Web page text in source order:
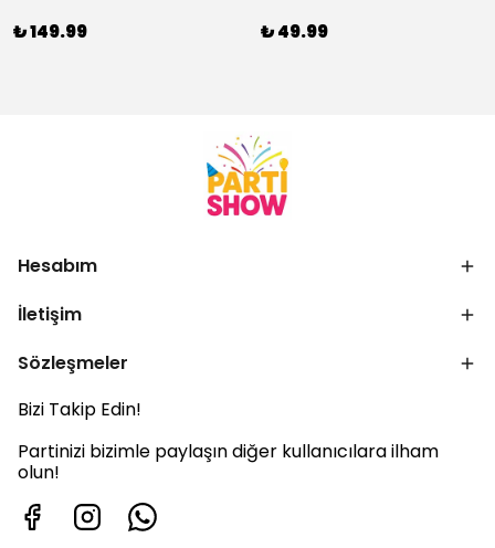
₺ 149.99 ₺ 49.99
Hesabım
İletişim
Sözleşmeler
Bizi Takip Edin!
Partinizi bizimle paylaşın diğer kullanıcılara ilham
olun!